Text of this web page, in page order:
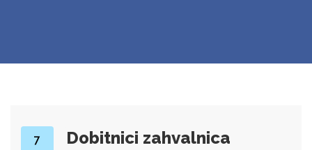
7
Dobitnici zahvalnica